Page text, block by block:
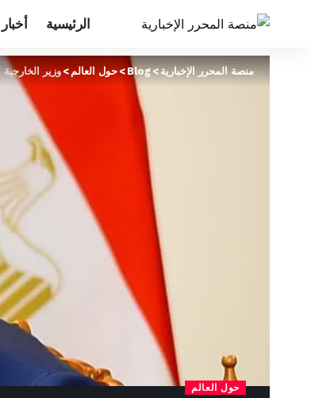
الرئيسية أخبار
منصة المحرر الإخبارية>
Blog
>حول العالم>وزير
حول العالم